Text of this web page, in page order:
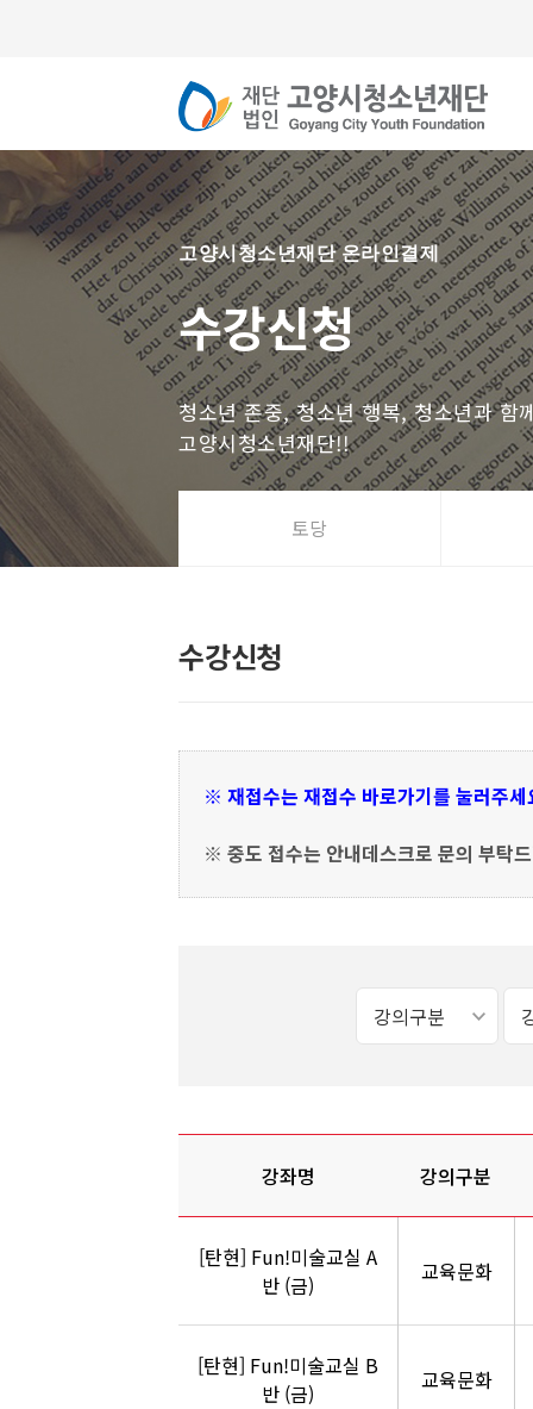
고양시청소년재단 온라인결제
수강신청
청소년 존중, 청소년 행복, 청소년과 함
고양시청소년재단!!
토당
수강신청
※ 재접수는 재접수 바로가기를 눌러주세
※ 중도 접수는 안내데스크로 문의 부탁
강좌명 강의구분
[탄현] Fun!미술교실 A
반 (금)
교육문화
[탄현] Fun!미술교실 B
반 (금)
교육문화